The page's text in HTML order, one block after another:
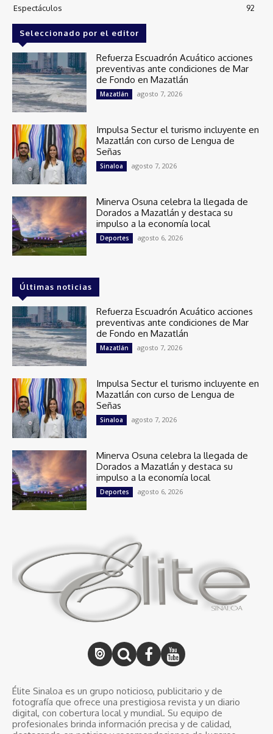
Espectáculos
92
Seleccionado por el editor
Refuerza Escuadrón Acuático acciones
preventivas ante condiciones de Mar
de Fondo en Mazatlán
Mazatlán agosto 7, 2026
Impulsa Sectur el turismo incluyente en
Mazatlán con curso de Lengua de
Señas
Sinaloa agosto 7, 2026
Minerva Osuna celebra la llegada de
Dorados a Mazatlán y destaca su
impulso a la economía local
Deportes agosto 6, 2026
Últimas noticias
Refuerza Escuadrón Acuático acciones
preventivas ante condiciones de Mar
de Fondo en Mazatlán
Mazatlán agosto 7, 2026
Impulsa Sectur el turismo incluyente en
Mazatlán con curso de Lengua de
Señas
Sinaloa agosto 7, 2026
Minerva Osuna celebra la llegada de
Dorados a Mazatlán y destaca su
impulso a la economía local
Deportes agosto 6, 2026
Élite Sinaloa es un grupo noticioso, publicitario y de
fotografía que ofrece una prestigiosa revista y un diario
digital, con cobertura local y mundial. Su equipo de
profesionales brinda información precisa y de calidad,